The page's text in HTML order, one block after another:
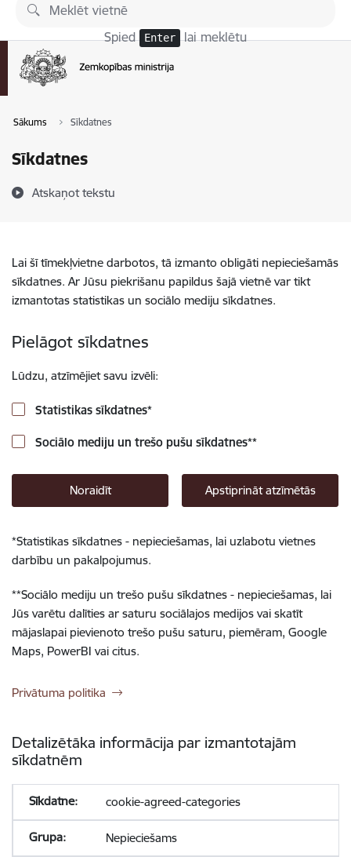
Pāriet uz lapas saturu
Spied Enter lai meklētu
Sākums Sīkdatnes
Sīkdatnes
Atskaņot tekstu
Lai šī tīmekļvietne darbotos, tā izmanto obligāti nepieciešamās
sīkdatnes. Ar Jūsu piekrišanu papildus šajā vietnē var tikt
izmantotas statistikas un sociālo mediju sīkdatnes.
Pielāgot sīkdatnes
Lūdzu, atzīmējiet savu izvēli:
Statistikas sīkdatnes*
Sociālo mediju un trešo pušu sīkdatnes**
Noraidīt Apstiprināt atzīmētās
*Statistikas sīkdatnes - nepieciešamas, lai uzlabotu vietnes
darbību un pakalpojumus.
**Sociālo mediju un trešo pušu sīkdatnes - nepieciešamas, lai
Jūs varētu dalīties ar saturu sociālajos medijos vai skatīt
mājaslapai pievienoto trešo pušu saturu, piemēram, Google
Maps, PowerBI vai citus.
Privātuma politika
Detalizētāka informācija par izmantotajām
sīkdatnēm
cookie-agreed-categories
Nepieciešams